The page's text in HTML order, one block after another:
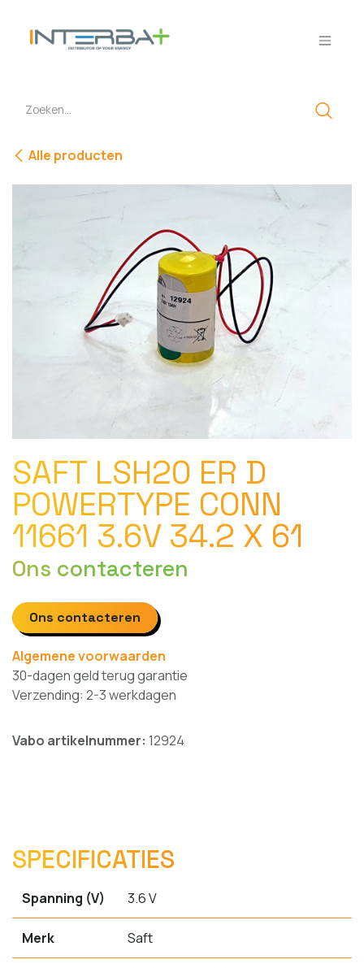
Alle producten
SAFT LSH20 ER D
POWERTYPE CONN
11661 3.6V 34.2 X 61
Ons contacteren
Ons contacteren
Algemene voorwaarden
30-dagen geld terug garantie
Verzending: 2-3 werkdagen
Vabo artikelnummer: 12924
SPECIFICATIES
Spanning (V) 3.6 V
Merk Saft